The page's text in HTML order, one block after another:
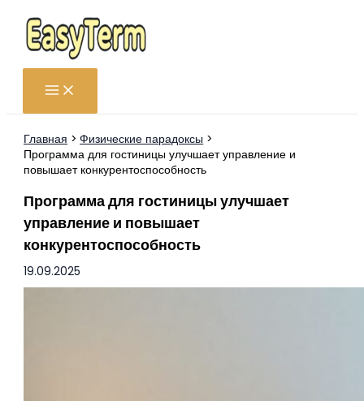
Перейти
содержимому
Главная
Физические парадоксы
Программа для гостиницы улучшает управление и
повышает конкурентоспособность
Программа для гостиницы улучшает
управление и повышает
конкурентоспособность
19.09.2025